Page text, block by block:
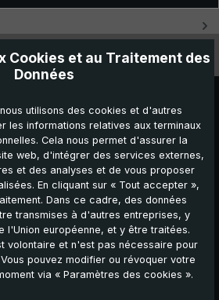
pourriez aimer :
Cookies et au Traitement des
Données
utilisons des cookies et d'autres
les informations relatives aux terminaux
Cela nous permet d'assurer la
web, d'intégrer des services externes,
et des analyses et de vous proposer
En cliquant sur « Tout accepter »,
Dans ce cadre, des données
transmises à d'autres entreprises, y
l'Union européenne, et y être traitées.
volontaire et n'est pas nécessaire pour
pouvez modifier ou révoquer votre
via « Paramètres des cookies ».